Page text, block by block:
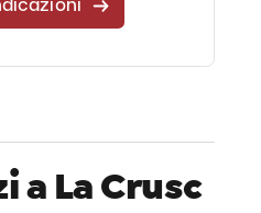
a La Crusc